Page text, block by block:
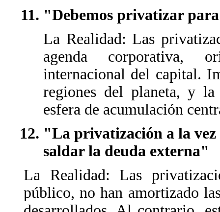
"Debemos privatizar
La Realidad: Las
agenda corporativa,
internacional del capital.
regiones del planeta, y
esfera de acumulación
"La privatización a la vez
saldar la deuda externa"
La Realidad: Las
público, no han amortizado